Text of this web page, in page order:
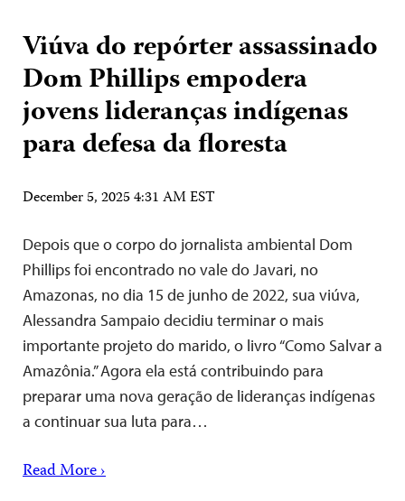
Viúva do repórter assassinado
Dom Phillips empodera
jovens lideranças indígenas
para defesa da floresta
December 5, 2025 4:31 AM EST
Depois que o corpo do jornalista ambiental Dom
Phillips foi encontrado no vale do Javari, no
Amazonas, no dia 15 de junho de 2022, sua viúva,
Alessandra Sampaio decidiu terminar o mais
importante projeto do marido, o livro “Como Salvar a
Amazônia.” Agora ela está contribuindo para
preparar uma nova geração de lideranças indígenas
a continuar sua luta para…
Read More ›